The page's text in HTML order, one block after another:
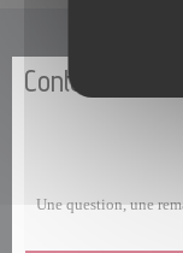
Contactez-nous
Une question, une